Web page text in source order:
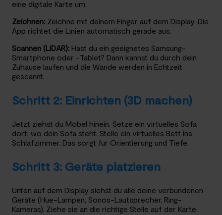
eine digitale Karte um.
Zeichnen: Zeichne mit deinem Finger auf dem Display. Die
App richtet die Linien automatisch gerade aus.
Scannen (LiDAR): Hast du ein geeignetes Samsung-
Smartphone oder -Tablet? Dann kannst du durch dein
Zuhause laufen und die Wände werden in Echtzeit
gescannt.
Schritt 2: Einrichten (3D machen)
Jetzt ziehst du Möbel hinein. Setze ein virtuelles Sofa
dort, wo dein Sofa steht. Stelle ein virtuelles Bett ins
Schlafzimmer. Das sorgt für Orientierung und Tiefe.
Schritt 3: Geräte platzieren
Unten auf dem Display siehst du alle deine verbundenen
Geräte (Hue-Lampen, Sonos-Lautsprecher, Ring-
Kameras). Ziehe sie an die richtige Stelle auf der Karte.